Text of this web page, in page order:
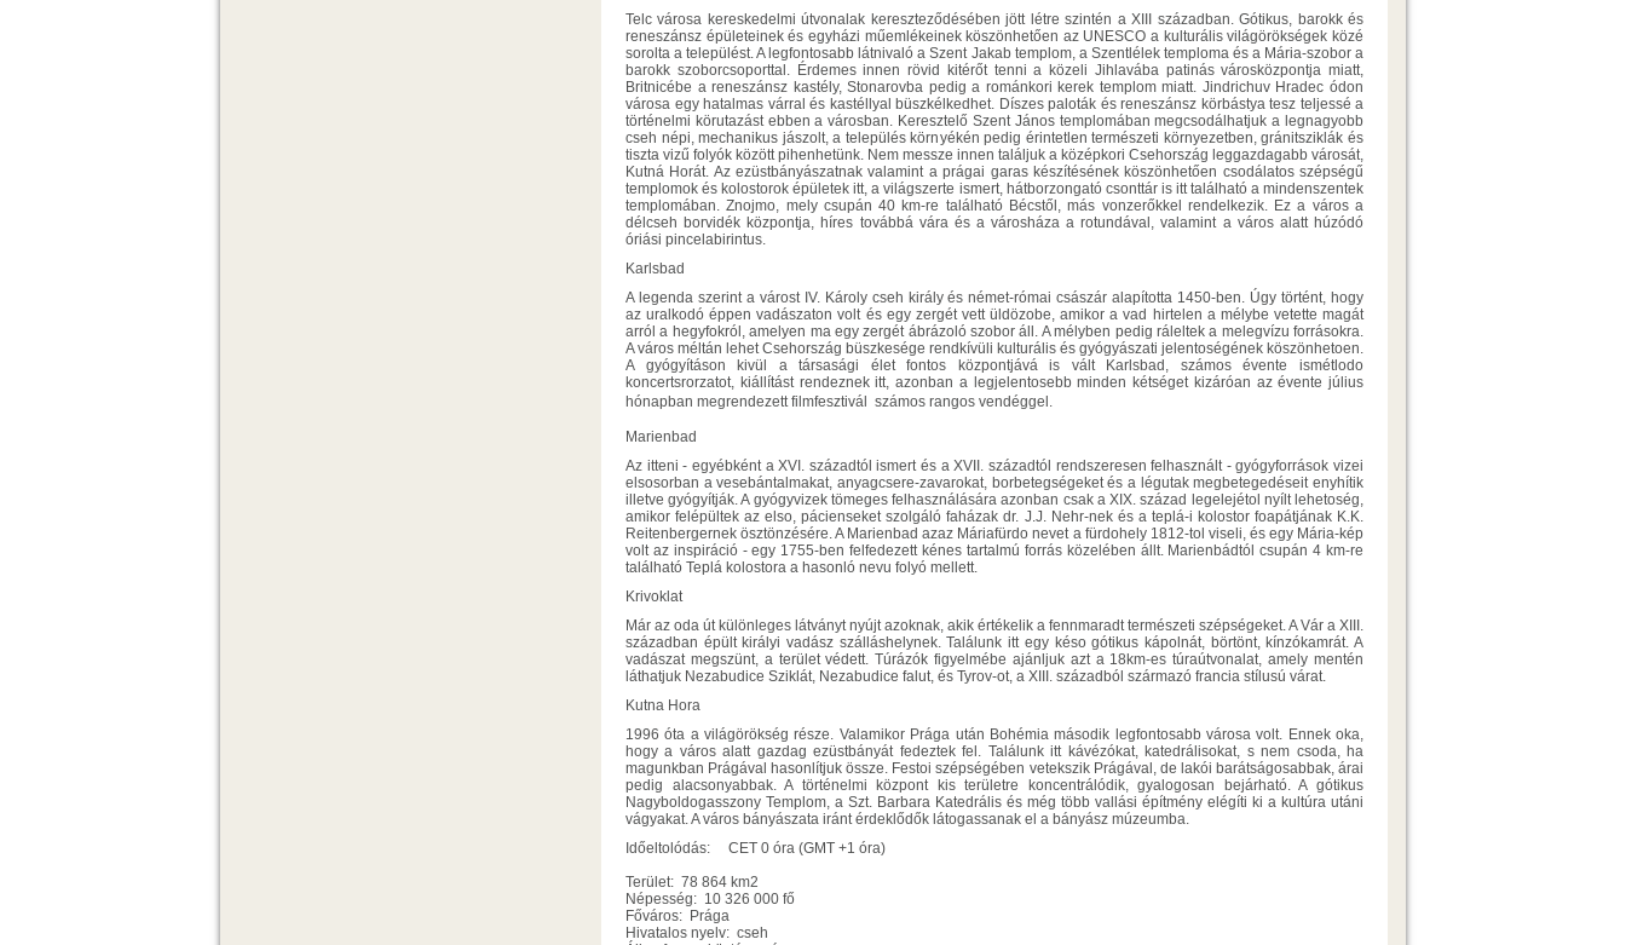
Telc városa kereskedelmi útvonalak kereszteződésében jött létre szintén a XIII században. Gótikus, barokk és
reneszánsz épületeinek és egyházi műemlékeinek köszönhetően az UNESCO a kulturális világörökségek közé
sorolta a települést. A legfontosabb látnivaló a Szent Jakab templom, a Szentlélek temploma és a Mária-szobor a
barokk szoborcsoporttal. Érdemes innen rövid kitérőt tenni a közeli Jihlavába patinás városközpontja miatt,
Britnicébe a reneszánsz kastély, Stonarovba pedig a románkori kerek templom miatt. Jindrichuv Hradec ódon
városa egy hatalmas várral és kastéllyal büszkélkedhet. Díszes paloták és reneszánsz körbástya tesz teljessé a
történelmi körutazást ebben a városban. Keresztelő Szent János templomában megcsodálhatjuk a legnagyobb
cseh népi, mechanikus jászolt, a település környékén pedig érintetlen természeti környezetben, gránitsziklák és
tiszta vizű folyók között pihenhetünk. Nem messze innen találjuk a középkori Csehország leggazdagabb városát,
Kutná Horát. Az ezüstbányászatnak valamint a prágai garas készítésének köszönhetően csodálatos szépségű
templomok és kolostorok épületek itt, a világszerte ismert, hátborzongató csonttár is itt található a mindenszentek
templomában. Znojmo, mely csupán 40 km-re található Bécstől, más vonzerőkkel rendelkezik. Ez a város a
délcseh borvidék központja, híres továbbá vára és a városháza a rotundával, valamint a város alatt húzódó
óriási pincelabirintus.
Karlsbad
A legenda szerint a várost IV. Károly cseh király és német-római császár alapította 1450-ben. Úgy történt, hogy
az uralkodó éppen vadászaton volt és egy zergét vett üldözobe, amikor a vad hirtelen a mélybe vetette magát
arról a hegyfokról, amelyen ma egy zergét ábrázoló szobor áll. A mélyben pedig ráleltek a melegvízu forrásokra.
A város méltán lehet Csehország büszkesége rendkívüli kulturális és gyógyászati jelentoségének köszönhetoen.
A gyógyításon kivül a társasági élet fontos központjává is vált Karlsbad, számos évente ismétlodo
koncertsrorzatot, kiállítást rendeznek itt, azonban a legjelentosebb minden kétséget kizáróan az évente július
hónapban megrendezett filmfesztivál  számos rangos vendéggel.
Marienbad
Az itteni - egyébként a XVI. századtól ismert és a XVII. századtól rendszeresen felhasznált - gyógyforrások vizei
elsosorban a vesebántalmakat, anyagcsere-zavarokat, borbetegségeket és a légutak megbetegedéseit enyhítik
illetve gyógyítják. A gyógyvizek tömeges felhasználására azonban csak a XIX. század legelejétol nyílt lehetoség,
amikor felépültek az elso, pácienseket szolgáló faházak dr. J.J. Nehr-nek és a teplá-i kolostor foapátjának K.K.
Reitenbergernek ösztönzésére. A Marienbad azaz Máriafürdo nevet a fürdohely 1812-tol viseli, és egy Mária-kép
volt az inspiráció - egy 1755-ben felfedezett kénes tartalmú forrás közelében állt. Marienbádtól csupán 4 km-re
található Teplá kolostora a hasonló nevu folyó mellett.
Krivoklat
Már az oda út különleges látványt nyújt azoknak, akik értékelik a fennmaradt természeti szépségeket. A Vár a XIII.
században épült királyi vadász szálláshelynek. Találunk itt egy késo gótikus kápolnát, börtönt, kínzókamrát. A
vadászat megszünt, a terület védett. Túrázók figyelmébe ajánljuk azt a 18km-es túraútvonalat, amely mentén
láthatjuk Nezabudice Sziklát, Nezabudice falut, és Tyrov-ot, a XIII. századból származó francia stílusú várat.
Kutna Hora
1996 óta a világörökség része. Valamikor Prága után Bohémia második legfontosabb városa volt. Ennek oka,
hogy a város alatt gazdag ezüstbányát fedeztek fel. Találunk itt kávézókat, katedrálisokat, s nem csoda, ha
magunkban Prágával hasonlítjuk össze. Festoi szépségében vetekszik Prágával, de lakói barátságosabbak, árai
pedig alacsonyabbak. A történelmi központ kis területre koncentrálódik, gyalogosan bejárható. A gótikus
Nagyboldogasszony Templom, a Szt. Barbara Katedrális és még több vallási építmény elégíti ki a kultúra utáni
vágyakat. A város bányászata iránt érdeklődők látogassanak el a bányász múzeumba.
Időeltolódás: CET 0 óra (GMT +1 óra)
Terület: 78 864 km2
Népesség: 10 326 000 fő
Főváros: Prága
Hivatalos nyelv: cseh